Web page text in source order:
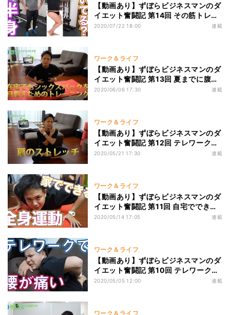
【動画あり】ずぼらビジネスマンのダ
イエット奮闘記 第14回 その筋トレ、
意味ないかも!? 正しい足トレの仕
2020/07/22 18:00 連載
ワーク＆ライフ
【動画あり】ずぼらビジネスマンのダ
イエット奮闘記 第13回 夏までに腹を
凹ませよう! 自宅でできる腹筋プログ
2020/06/06 17:30 連載
ワーク＆ライフ
【動画あり】ずぼらビジネスマンのダ
イエット奮闘記 第12回 テレワークに
よる「肩こり」をほぐすストレッチ&
2020/05/21 17:30 連載
ワーク＆ライフ
【動画あり】ずぼらビジネスマンのダ
イエット奮闘記 第11回 自宅でできる
「全身サーキットトレーニング」で運
2020/05/14 17:05 連載
ワーク＆ライフ
【動画あり】ずぼらビジネスマンのダ
イエット奮闘記 第10回 テレワークで
ガチガチになった腰をほぐすストレッ
2020/05/05 12:00 連載
ワーク＆ライフ